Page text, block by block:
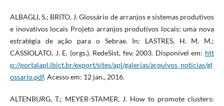
ALBAGLI, S.; BRITO, J. Glossário de arranjos e sistemas produtivos
e inovativos locais Projeto arranjos produtivos locais: uma nova
estratégia de ação para o Sebrae. In: LASTRES, H. M. M.;
CASSIOLATO, J. E. (orgs.). RedeSist, fev. 2003. Disponível em: htt
p://portalapl.ibict.br/export/sites/apl/galerias/arquivos_noticias/gl
ossario.pdf. Acesso em: 12 jan., 2016.
ALTENBURG, T.; MEYER-STAMER, J. How to promote clusters: